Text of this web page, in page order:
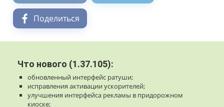
Поделиться
Что нового (1.37.105):
обновленный интерфейс ратуши;
исправления активации ускорителей;
улучшения интерфейса рекламы в придорожном
киоске;